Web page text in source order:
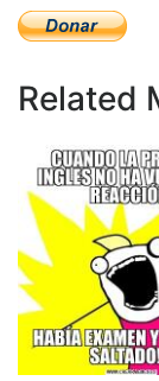
Related